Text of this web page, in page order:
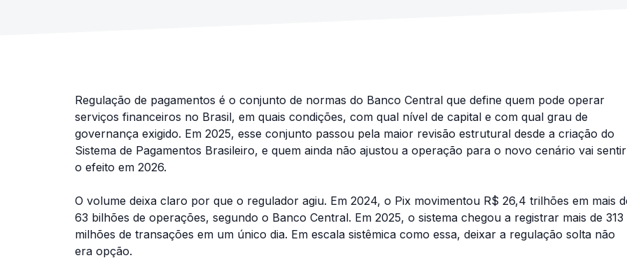
Regulação de pagamentos é o conjunto de normas do Banco Central que define quem pode operar
serviços financeiros no Brasil, em quais condições, com qual nível de capital e com qual grau de
governança exigido. Em 2025, esse conjunto passou pela maior revisão estrutural desde a criação do
Sistema de Pagamentos Brasileiro, e quem ainda não ajustou a operação para o novo cenário vai sentir
o efeito em 2026.
O volume deixa claro por que o regulador agiu. Em 2024, o Pix movimentou R$ 26,4 trilhões em mais
63 bilhões de operações, segundo o Banco Central. Em 2025, o sistema chegou a registrar mais de 313
milhões de transações em um único dia. Em escala sistêmica como essa, deixar a regulação solta não
era opção.